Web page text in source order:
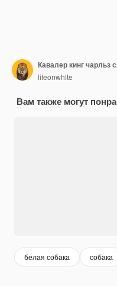
lifeonwhite
Вам также могут
белая собака собака